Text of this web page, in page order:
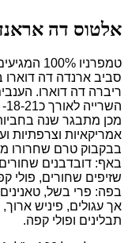
אלטוס דה אראנדה
טמפרניו 100% המגיעים מהענבים
סביב ארנדה דה דוארו
ריברה דה דוארו.
השרייה לאורך כ18-21- יום שלאחר
מכן מתבגר שנה
אמריקאיות וצרפתיות
בבקבוק טרם שחרורו
באף: דובדבנים
שזיפים שחורים, פולי
בפה: פרי בשל, טאנינים
אך עגולים, פיניש ארוך,
תבלינים ופולי קפה.